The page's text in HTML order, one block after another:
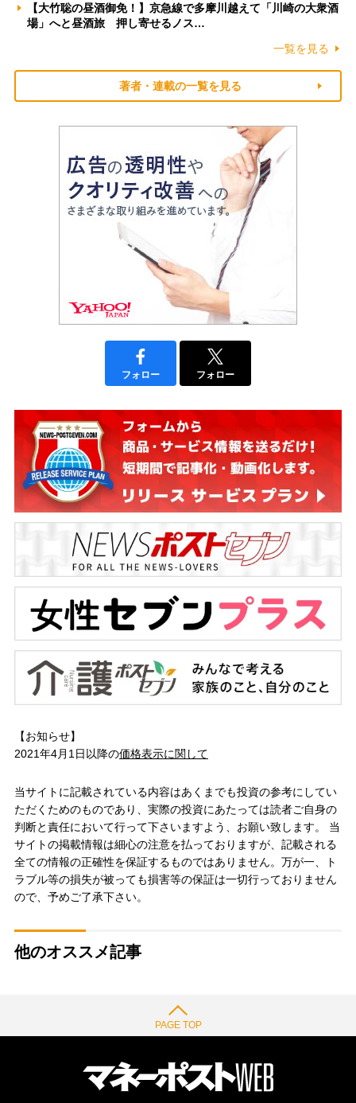
【大竹聡の昼酒御免！】京急線で多摩川越えて「川崎の大衆酒
場」へと昼酒旅 押し寄せるノス…
一覧を見る
著者・連載の一覧を見る
フォロー フォロー
【お知らせ】
2021年4月1日以降の価格表示に関して
当サイトに記載されている内容はあくまでも投資の参考にしてい
ただくためのものであり、実際の投資にあたっては読者ご自身の
判断と責任において行って下さいますよう、お願い致します。 当
サイトの掲載情報は細心の注意を払っておりますが、記載される
全ての情報の正確性を保証するものではありません。万が一、ト
ラブル等の損失が被っても損害等の保証は一切行っておりません
ので、予めご了承下さい。
他のオススメ記事
PAGE TOP